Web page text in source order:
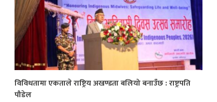
विविधतामा एकताले राष्ट्रिय अखण्डता बलियो बनाउँछ : राष्ट्रपति
पौडेल